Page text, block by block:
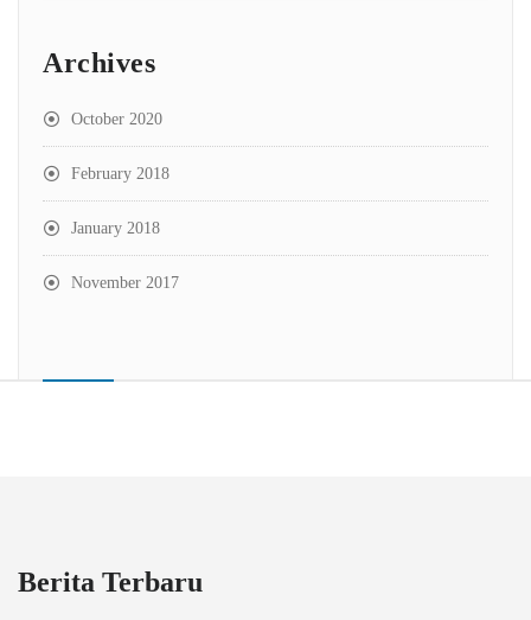
Archives
October 2020
February 2018
January 2018
November 2017
Berita Terbaru